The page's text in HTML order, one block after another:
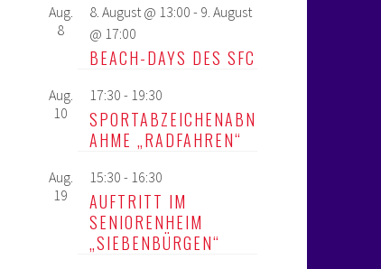
Aug.
8
8. August @ 13:00 - 9. August
@ 17:00
BEACH-DAYS DES SFC
Aug.
10
17:30 - 19:30
SPORTABZEICHENABN
AHME „RADFAHREN“
Aug.
19
15:30 - 16:30
AUFTRITT IM
SENIORENHEIM
„SIEBENBÜRGEN“